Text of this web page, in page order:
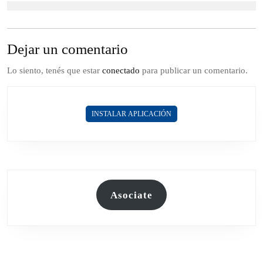
Dejar un comentario
Lo siento, tenés que estar conectado para publicar un comentario.
INSTALAR APLICACIÓN
Asociate